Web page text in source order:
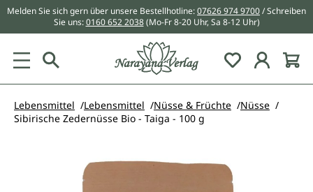
springen
Melden Sie sich gern über unsere Bestellhotline:07626 974 9700/ Schreiben
Sie uns:0160 652 2038 (Mo-Fr 8-20 Uhr, Sa 8-12 Uhr)
Du hast 0
Lebensmittel Lebensmittel Nüsse & Früchte
Nüsse
Sibirische Zedernüsse Bio - Taiga - 100 g